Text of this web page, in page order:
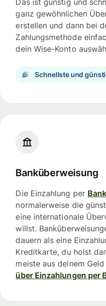
Das ist günstig und
ganz gewöhnlichen
erstellen und dann bei
Zahlungsmethode
dein Wise-Konto
Schnellste und
Banküberweisung
Die Einzahlung per
normalerweise die
eine internationale
willst.
dauern als eine
Kreditkarte, du holst
meiste aus deinem Geld
über Einzahlungen per